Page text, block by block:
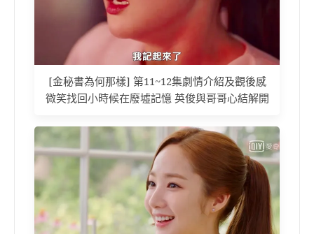
[金秘書為何那樣] 第11~12集劇情介紹及觀後感
微笑找回小時候在廢墟記憶 英俊與哥哥心結解開